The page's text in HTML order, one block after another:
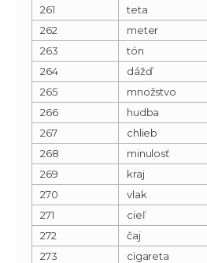
261
teta
262
meter
263
tón
264
dážď
265
množstvo
266
hudba
267
chlieb
268
minulosť
269
kraj
270
vlak
271
cieľ
272
čaj
273
cigareta